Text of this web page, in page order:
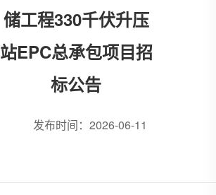
储工程330千伏升压
站EPC总承包项目招
标公告
发布时间：2026-06-11